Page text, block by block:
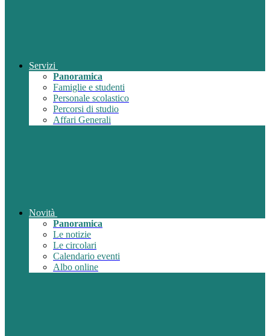
Servizi
Panoramica
Famiglie e studenti
Personale scolastico
Percorsi di studio
Affari Generali
Novità
Panoramica
Le notizie
Le circolari
Calendario eventi
Albo online